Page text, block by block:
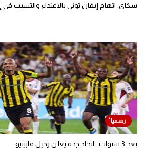
سكاي: اتهام إيفان توني بالاعتداء والتسبب
بعد 3 سنوات.. اتحاد جدة يعلن رحيل فابينيو